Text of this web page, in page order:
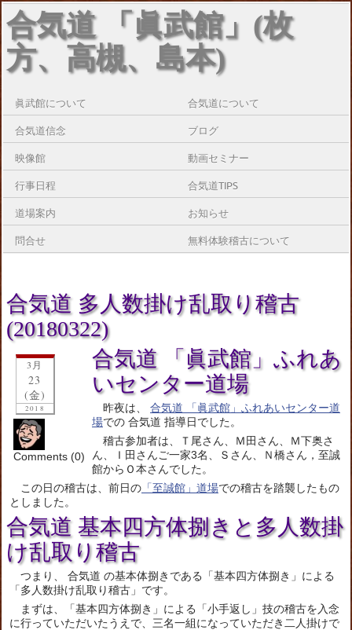
合気道 「眞武館」(枚
方、高槻、島本)
眞武館について 合気道について
合気道信念 ブログ
映像館 動画セミナー
行事日程 合気道TIPS
道場案内 お知らせ
問合せ 無料体験稽古について
合気道 多人数掛け乱取り稽古
(20180322)
3月
23
(金)
2018
Comments (0)
合気道 「眞武館」ふれあ
いセンター道場
昨夜は、 合気道 「眞武館」ふれあいセンター道
場での 合気道 指導日でした。
稽古参加者は、Ｔ尾さん、Ｍ田さん、Ｍ下奥さ
ん、Ｉ田さんご一家3名、Ｓさん、Ｎ橋さん，至誠
館からＯ本さんでした。
この日の稽古は、前日の 「至誠館」道場での稽古を踏襲したもの
としました。
合気道 基本四方体捌きと多人数掛
け乱取り稽古
つまり、 合気道 の基本体捌きである「基本四方体捌き」による
「多人数掛け乱取り稽古」です。
まずは、「基本四方体捌き」による「小手返し」技の稽古を入念
に行っていただいたうえで、三名一組になっていただき二人掛けで